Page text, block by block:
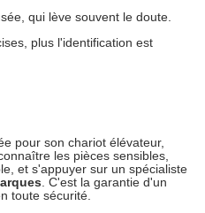
qui lève souvent le doute.
plus l'identification est
pour son chariot élévateur,
les pièces sensibles,
et s'appuyer sur un spécialiste
. C'est la garantie d'un
toute sécurité.